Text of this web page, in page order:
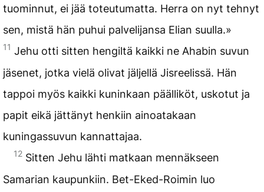
tuominnut, ei jää toteutumatta. Herra on nyt tehnyt
sen, mistä hän puhui palvelijansa Elian suulla.»
11 Jehu otti sitten hengiltä kaikki ne Ahabin suvun
jäsenet, jotka vielä olivat jäljellä Jisreelissä. Hän
tappoi myös kaikki kuninkaan päälliköt, uskotut ja
papit eikä jättänyt henkiin ainoatakaan
kuningassuvun kannattajaa.
12 Sitten Jehu lähti matkaan mennäkseen
Samarian kaupunkiin. Bet-Eked-Roimin luo